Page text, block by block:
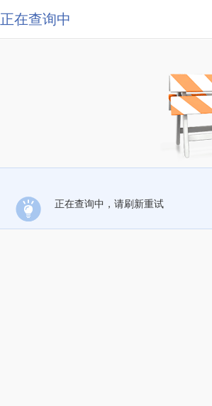
正在查询中
正在查询中，请刷新重试